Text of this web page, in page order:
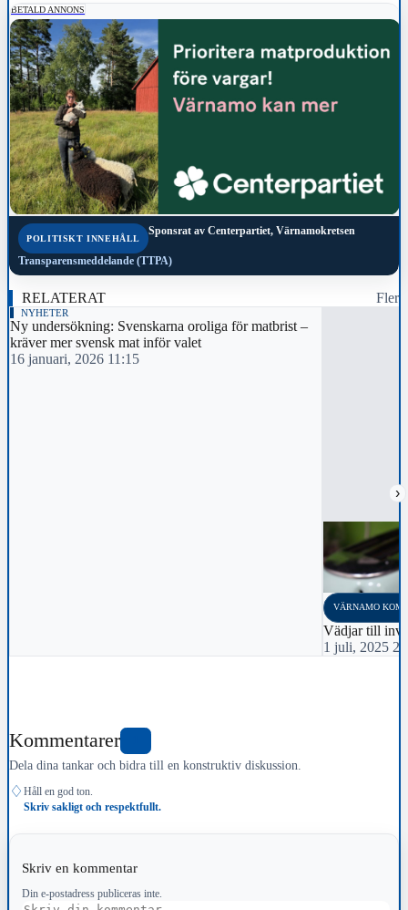
BETALD ANNONS
POLITISKT INNEHÅLL
Sponsrat av Centerpartiet, Värnamokretsen
Transparensmeddelande (TTPA)
RELATERAT Fler
›
NYHETER
Ny undersökning: Svenskarna oroliga för matbrist –
kräver mer svensk mat inför valet
16 januari, 2026 11:15
VÄRNAMO
Vädjar till
1 juli, 2025
Kommentarer
Dela dina tankar och bidra till en konstruktiv diskussion.
♢ Håll en god ton.
Skriv sakligt och respektfullt.
Skriv en kommentar
Din e-postadress publiceras inte.